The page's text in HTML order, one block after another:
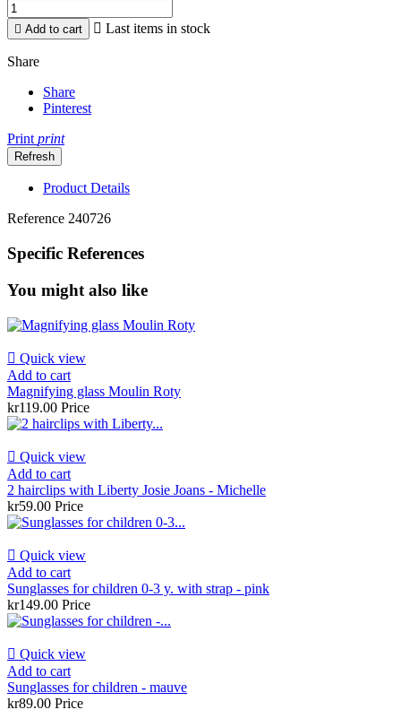
 Add to cart  Last items in stock
Share
Share
Pinterest
Printprint
Product Details
Reference 240726
Specific References
You might also like
 Quick view
Add to cart
Magnifying glass Moulin Roty
kr119.00 Price
 Quick view
Add to cart
2 hairclips with Liberty Josie Joans - Michelle
kr59.00 Price
 Quick view
Add to cart
Sunglasses for children 0-3 y. with strap - pink
kr149.00 Price
 Quick view
Add to cart
Sunglasses for children - mauve
kr89.00 Price